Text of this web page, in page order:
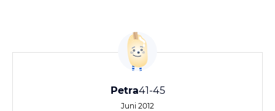
Petra41-45
Juni 2012